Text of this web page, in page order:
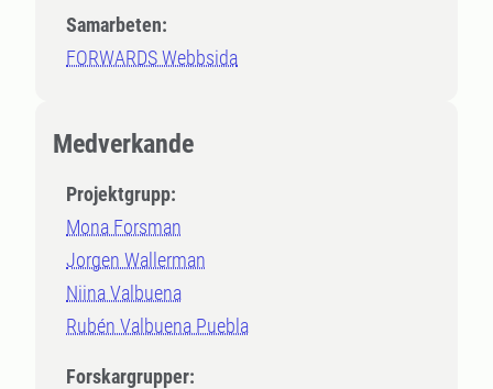
Samarbeten:
FORWARDS Webbsida
Medverkande
Projektgrupp:
Mona Forsman
Jorgen Wallerman
Niina Valbuena
Rubén Valbuena Puebla
Forskargrupper: